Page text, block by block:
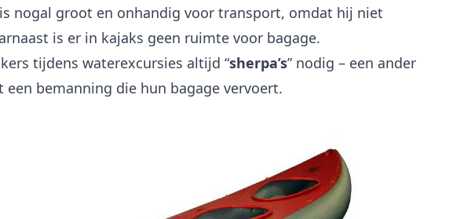
nogal groot en onhandig voor transport, omdat hij niet
is er in kajaks geen ruimte voor bagage.
tijdens waterexcursies altijd “sherpa’s” nodig – een ander
bemanning die hun bagage vervoert.